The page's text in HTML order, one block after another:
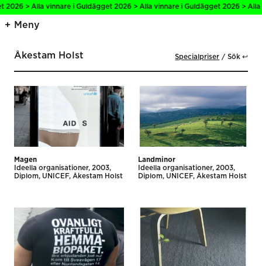
> Alla vinnare i Guldägget 2026 > Alla vinnare i Guldägget 2026 > Alla
Meny
Åkestam Holst Specialpriser Sök ↩
Magen
Ideella organisationer 2003
Diplom
UNICEF Åkestam Holst
Landminor
Ideella organisationer 2003
Diplom
UNICEF Åkestam Holst